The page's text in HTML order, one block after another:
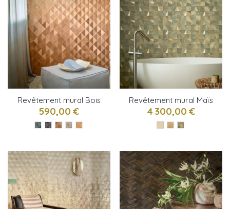
Revêtement mural Bois
dégradé de CMO Paris
590,00 €
Revêtement mural Maïs
de CMO Paris
4 300,00 €